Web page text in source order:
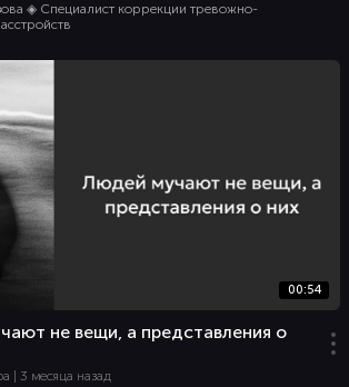
◈ Специалист коррекции тревожно-
00:54
не вещи, а представления о
| 3 месяца назад